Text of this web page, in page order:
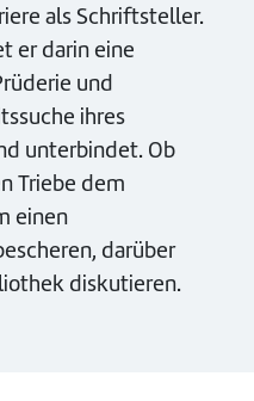
als Schriftsteller.
er darin eine
und
ihres
unterbindet. Ob
Triebe dem
einen
darüber
diskutieren.